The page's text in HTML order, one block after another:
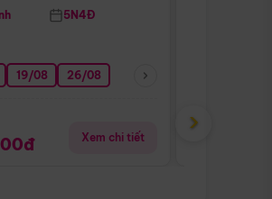
09/09 12/09
Đường
5N4Đ
19/08 26/08
Xem chi tiết
Giá từ:
›